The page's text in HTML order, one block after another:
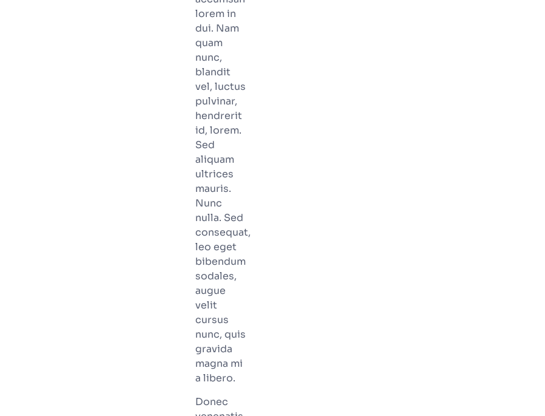
lorem in
dui. Nam
quam
nunc,
blandit
vel, luctus
pulvinar,
hendrerit
id, lorem.
Sed
aliquam
ultrices
mauris.
Nunc
nulla. Sed
consequat,
leo eget
bibendum
sodales,
augue
velit
cursus
nunc, quis
gravida
magna mi
a libero.
Donec